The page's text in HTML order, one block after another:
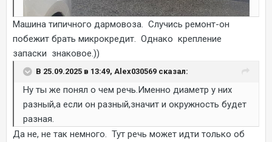
Машина типичного дармовоза. Случись ремонт-он
побежит брать микрокредит. Однако крепление
запаски знаковое.))
В 25.09.2025 в 13:49, Alex030569 сказал:
Ну ты же понял о чем речь.Именно диаметр у них
разный,а если он разный,значит и окружность будет
разная.
Да не, не так немного. Тут речь может идти только об